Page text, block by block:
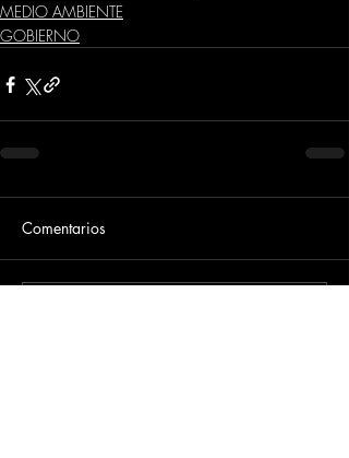
MEDIO AMBIENTE
GOBIERNO
Comentarios